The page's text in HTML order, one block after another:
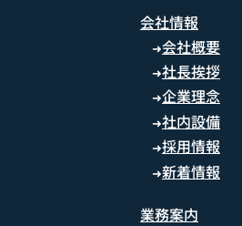
会社情報
➜会社概要
➜社長挨拶
➜企業理念
➜社内設備
➜採用情報
➜新着情報
業務案内